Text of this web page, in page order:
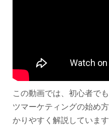
この動画では、初心者で
ツマーケティングの始め
かりやすく解説していま